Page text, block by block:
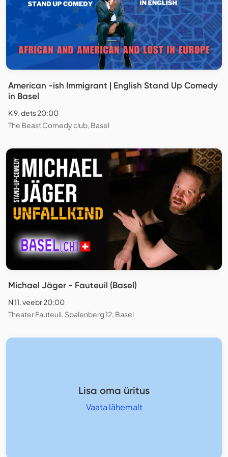
American -ish Immigrant | English Stand Up Comedy
in Basel
K 9. dets 20:00
The Beast Comedy club, Basel
Michael Jäger - Fauteuil (Basel)
N 11. veebr 20:00
Theater Fauteuil, Spalenberg 12, Basel
Lisa oma üritus
Vaata lähemalt